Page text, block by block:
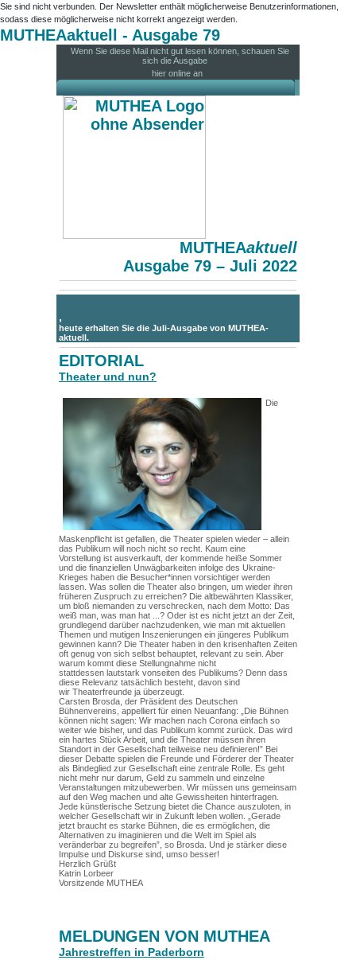
Sie sind nicht verbunden. Der Newsletter enthält möglicherweise Benutzerinformationen,
sodass diese möglicherweise nicht korrekt angezeigt werden.
MUTHEAaktuell - Ausgabe 79